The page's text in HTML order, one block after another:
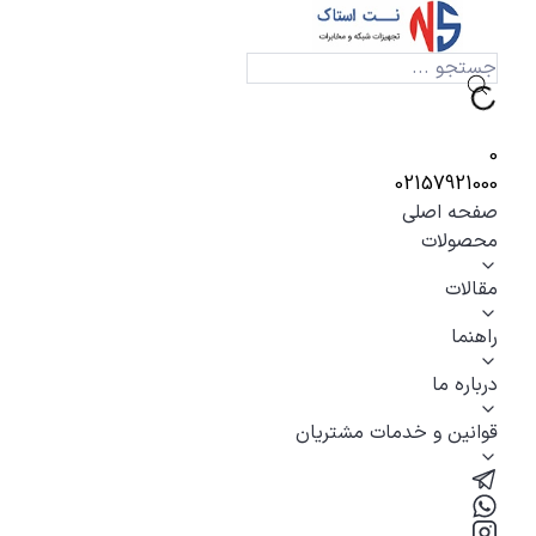
0
02157921000
صفحه اصلی
محصولات
مقالات
راهنما
درباره ما
قوانین و خدمات مشتریان